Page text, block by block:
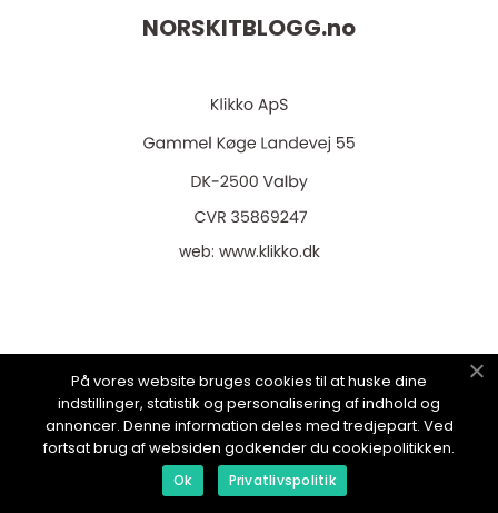
NORSKITBLOGG.no
web: www.klikko.dk
Menu
Reklame
Om oss
På vores website bruges cookies til at huske dine
indstillinger, statistik og personalisering af indhold og
annoncer. Denne information deles med tredjepart. Ved
fortsat brug af websiden godkender du cookiepolitikken.
Ok Privatlivspolitik